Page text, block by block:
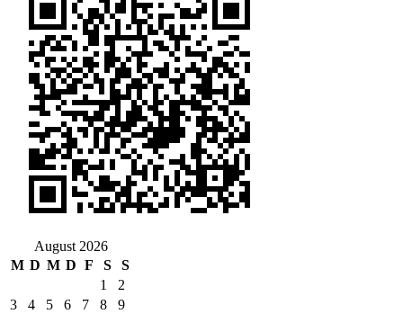
August 2026
M D M D F S
S
1
2
3
4 5 6 7 8
9